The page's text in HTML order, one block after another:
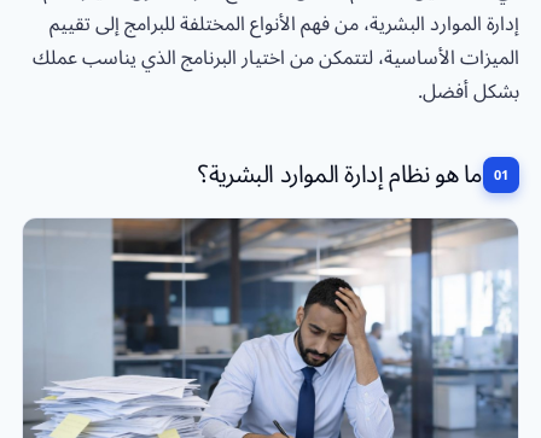
إدارة الموارد البشرية، من فهم الأنواع المختلفة للبرامج إلى تقييم
الميزات الأساسية، لتتمكن من اختيار البرنامج الذي يناسب عملك
بشكل أفضل.
ما هو نظام إدارة الموارد البشرية؟